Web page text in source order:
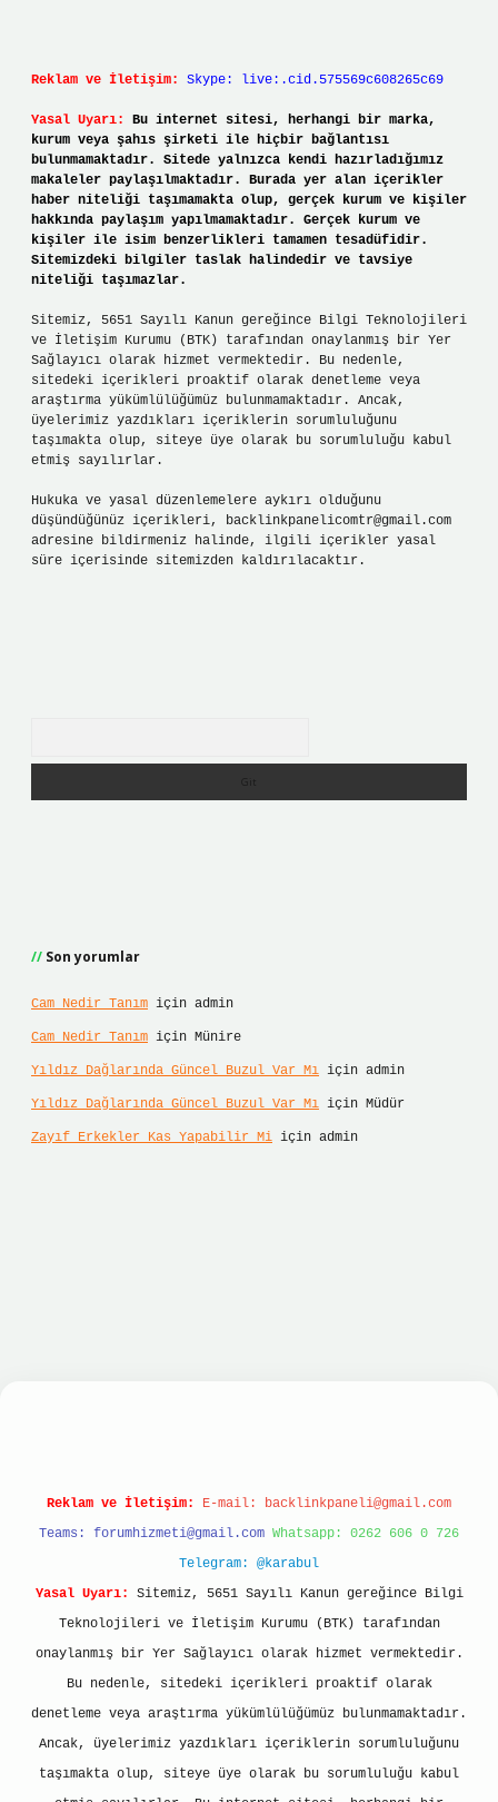
Reklam ve İletişim: Skype: live:.cid.575569c608265c69
Yasal Uyarı:
Bu internet sitesi, herhangi bir marka,
kurum veya şahıs şirketi ile hiçbir bağlantısı
bulunmamaktadır. Sitede yalnızca kendi hazırladığımız
makaleler paylaşılmaktadır. Burada yer alan içerikler
haber niteliği taşımamakta olup, gerçek kurum ve kişiler
hakkında paylaşım yapılmamaktadır. Gerçek kurum ve
kişiler ile isim benzerlikleri tamamen tesadüfidir.
Sitemizdeki bilgiler taslak halindedir ve tavsiye
niteliği taşımazlar.
Sitemiz, 5651 Sayılı Kanun gereğince Bilgi Teknolojileri
ve İletişim Kurumu (BTK) tarafından onaylanmış bir Yer
Sağlayıcı olarak hizmet vermektedir. Bu nedenle,
sitedeki içerikleri proaktif olarak denetleme veya
araştırma yükümlülüğümüz bulunmamaktadır. Ancak,
üyelerimiz yazdıkları içeriklerin sorumluluğunu
taşımakta olup, siteye üye olarak bu sorumluluğu kabul
etmiş sayılırlar.
Hukuka ve yasal düzenlemelere aykırı olduğunu
düşündüğünüz içerikleri, backlinkpanelicomtr@gmail.com
adresine bildirmeniz halinde, ilgili içerikler yasal
süre içerisinde sitemizden kaldırılacaktır.
Son yorumlar
Cam Nedir Tanım için admin
Cam Nedir Tanım için Münire
Yıldız Dağlarında Güncel Buzul Var Mı için admin
Yıldız Dağlarında Güncel Buzul Var Mı için Müdür
Zayıf Erkekler Kas Yapabilir Mi için admin
Reklam ve İletişim: E-mail: backlinkpaneli@gmail.com
Teams: forumhizmeti@gmail.com Whatsapp: 0262 606 0 726
Telegram: @karabul
Yasal Uyarı:
Sitemiz, 5651 Sayılı Kanun gereğince Bilgi
Teknolojileri ve İletişim Kurumu (BTK) tarafından
onaylanmış bir Yer Sağlayıcı olarak hizmet vermektedir.
Bu nedenle, sitedeki içerikleri proaktif olarak
denetleme veya araştırma yükümlülüğümüz bulunmamaktadır.
Ancak, üyelerimiz yazdıkları içeriklerin sorumluluğunu
taşımakta olup, siteye üye olarak bu sorumluluğu kabul